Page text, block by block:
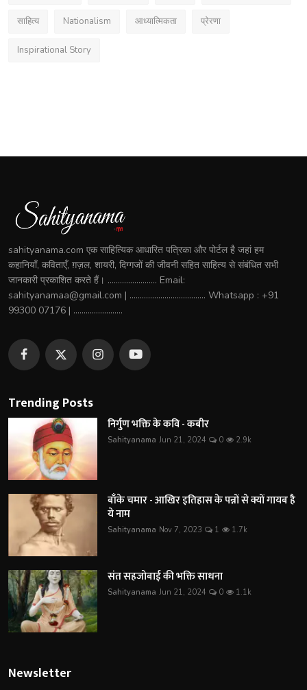
साहित्य Nationalism आध्यात्मिकता प्रेरणा
Inspirational Story
sahityanama.com एक साहित्यिक आधारित पत्रिका और पोर्टल है जहां हम
कहानियाँ, कविताएँ, ग़ज़ल, शायरी, दिग्गजों की जीवनी सहित साहित्य से संबंधित सभी
जानकारी प्रकाशित करते हैं। ........................ Email:
sahityanamaa@gmail.com | ..................................... Whatsapp : +91
99300 07176 | ........................
Trending Posts
निर्गुण भक्ति के कवि - कबीर
Sahityanama Jun 21, 2024 0 2.9k
बाँके चमार - आखिर इतिहास के पन्नों से क्यों गायब है
ये नाम
Sahityanama Nov 7, 2023 1 1.7k
संत सहजोबाई की भक्ति साधना
Sahityanama Jun 21, 2024 0 1.1k
Newsletter